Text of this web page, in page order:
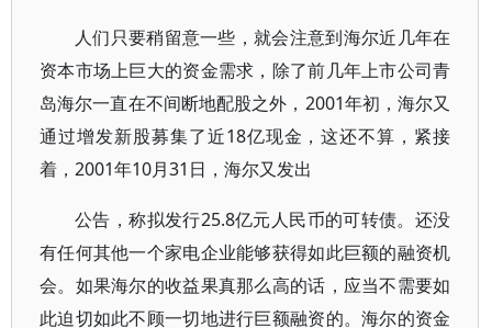
人们只要稍留意一些，就会注意到海尔近几年在
资本市场上巨大的资金需求，除了前几年上市公司青
岛海尔一直在不间断地配股之外，2001年初，海尔又
通过增发新股募集了近18亿现金，这还不算，紧接
着，2001年10月31日，海尔又发出
公告，称拟发行25.8亿元人民币的可转债。还没
有任何其他一个家电企业能够获得如此巨额的融资机
会。如果海尔的收益果真那么高的话，应当不需要如
此迫切如此不顾一切地进行巨额融资的。海尔的资金